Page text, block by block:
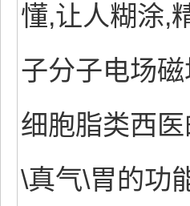
懂,让人糊涂,
子分子电场
细胞脂类西
\真气\胃的功